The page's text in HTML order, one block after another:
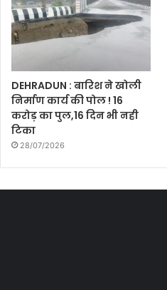
DEHRADUN : बारिश ने खोली
निर्माण कार्य की पोल ! 16
करोड़ का पुल,16 दिन भी नही
टिका
28/07/2026